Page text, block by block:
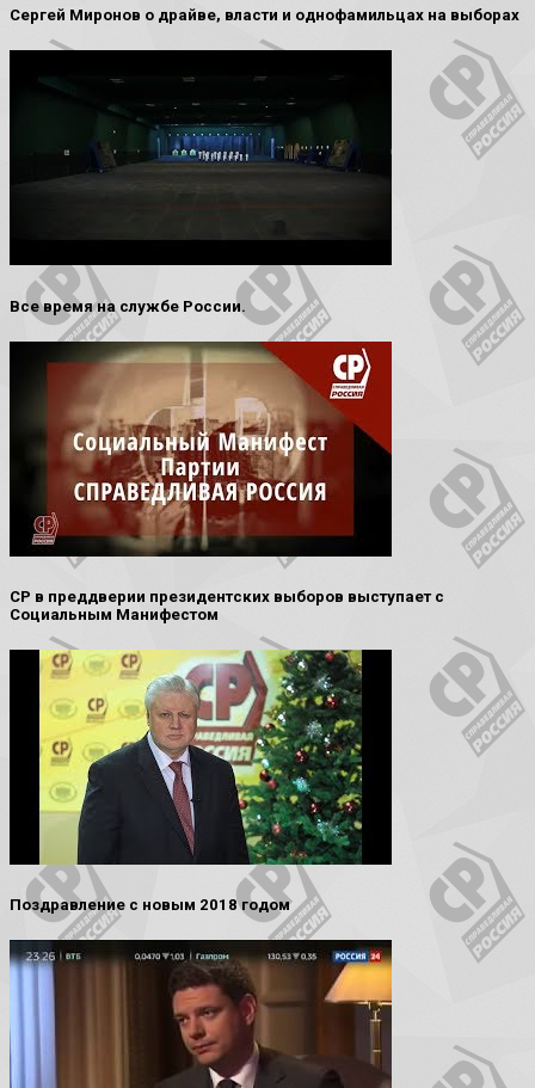
Сергей Миронов о драйве, власти и однофамильцах на выборах
Все время на службе России.
СР в преддверии президентских выборов выступает с
Социальным Манифестом
Поздравление с новым 2018 годом